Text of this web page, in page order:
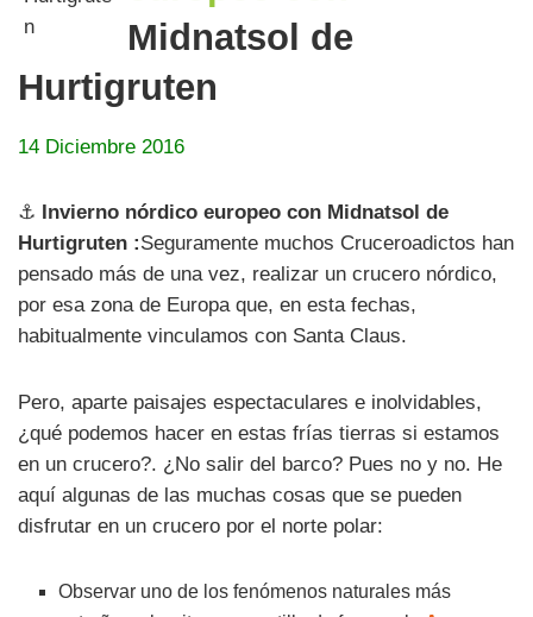
Midnatsol de
Hurtigruten
14 Diciembre 2016
⚓
Invierno nórdico europeo con Midnatsol de
Hurtigruten :Seguramente muchos Cruceroadictos han
pensado más de una vez, realizar un crucero nórdico,
por esa zona de Europa que, en esta fechas,
habitualmente vinculamos con Santa Claus.
Pero, aparte paisajes espectaculares e inolvidables,
¿qué podemos hacer en estas frías tierras si estamos
en un crucero?. ¿No salir del barco? Pues no y no. He
aquí algunas de las muchas cosas que se pueden
disfrutar en un crucero por el norte polar:
Observar uno de los fenómenos naturales más